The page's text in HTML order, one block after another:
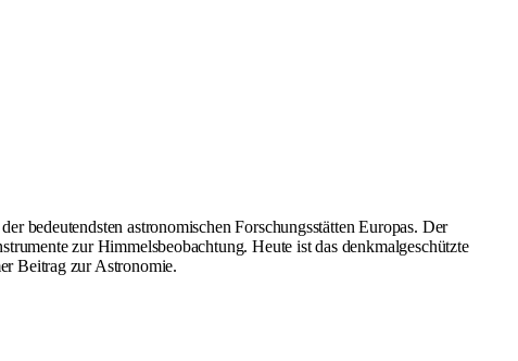
bedeutendsten astronomischen Forschungsstätten Europas. Der
zur Himmelsbeobachtung. Heute ist das denkmalgeschützte
Beitrag zur Astronomie.